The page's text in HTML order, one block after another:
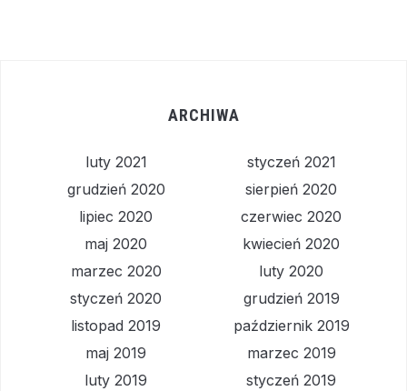
ARCHIWA
luty 2021
styczeń 2021
grudzień 2020
sierpień 2020
lipiec 2020
czerwiec 2020
maj 2020
kwiecień 2020
marzec 2020
luty 2020
styczeń 2020
grudzień 2019
listopad 2019
październik 2019
maj 2019
marzec 2019
luty 2019
styczeń 2019